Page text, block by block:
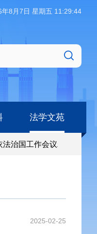
年8月7日 星期五 11:29:44
法学文苑
国工作会议精神专项课
2025-02-25